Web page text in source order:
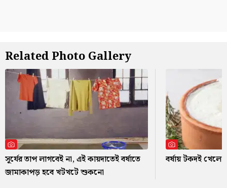
Related Photo Gallery
সূর্যের তাপ লাগবেই না, এই কায়দাতেই বর্ষাতে
জামাকাপড় হবে খটখটে শুকনো
বর্ষায় টকদই খেলে